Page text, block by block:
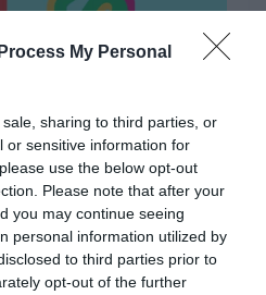
My Personal
sharing to third parties, or
or sensitive information for
use the below opt-out
Please note that after your
you may continue seeing
personal information utilized by
to third parties prior to
opt-out of the further